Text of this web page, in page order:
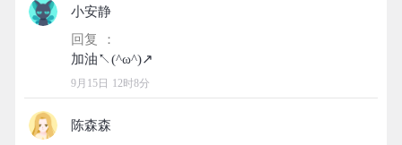
小安静
回复 ：
9月15日 12时8分
陈森森